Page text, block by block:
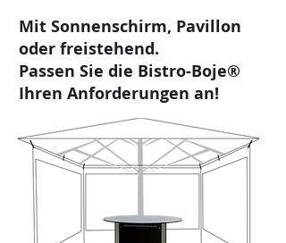
Mit Sonnenschirm, Pavillon
oder freistehend.
Passen Sie die Bistro-Boje®
Ihren Anforderungen an!
Mehr erfahren >